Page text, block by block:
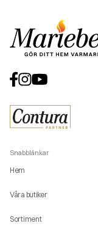
Snabblänkar
Hem
Våra butiker
Sortiment